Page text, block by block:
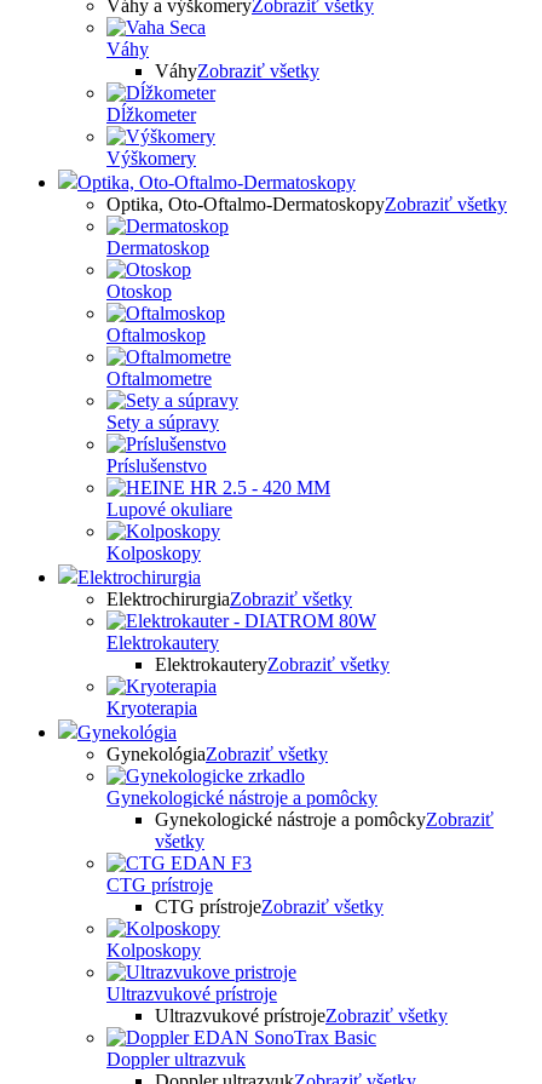
Váhy a výškomeryZobraziť všetky
Váhy
VáhyZobraziť všetky
Dĺžkometer
Výškomery
Optika, Oto-Oftalmo-Dermatoskopy
Optika, Oto-Oftalmo-DermatoskopyZobraziť všetky
Dermatoskop
Otoskop
Oftalmoskop
Oftalmometre
Sety a súpravy
Príslušenstvo
Lupové okuliare
Kolposkopy
Elektrochirurgia
ElektrochirurgiaZobraziť všetky
Elektrokautery
ElektrokauteryZobraziť všetky
Kryoterapia
Gynekológia
GynekológiaZobraziť všetky
Gynekologické nástroje a pomôcky
Gynekologické nástroje a pomôckyZobraziť
všetky
CTG prístroje
CTG prístrojeZobraziť všetky
Kolposkopy
Ultrazvukové prístroje
Ultrazvukové prístrojeZobraziť všetky
Doppler ultrazvuk